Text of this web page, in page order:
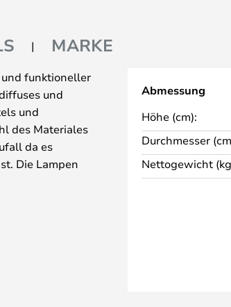
MARKE
und funktioneller
und
und
des Materiales
da es
Die Lampen
Abmessung
Höhe (cm):
Durchmesser
Nettogewicht